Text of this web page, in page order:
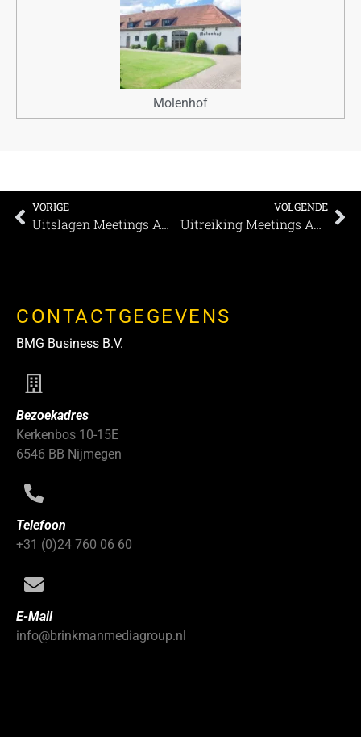
Molenhof
VORIGE
Uitslagen Meetings Awards 2021 Nederland
VOLGENDE
Uitreiking Meetings Awards regio Midden Nederland
CONTACTGEGEVENS
BMG Business B.V.
Bezoekadres
Kerkenbos 10-15E
6546 BB Nijmegen
Telefoon
+31 (0)24 760 06 60
E-Mail
info@brinkmanmediagroup.nl